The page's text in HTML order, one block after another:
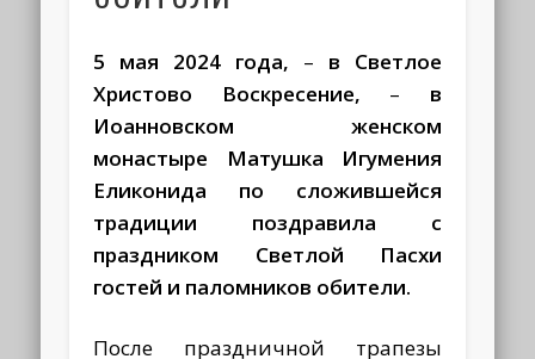
5 мая 2024 года, – в Светлое
Христово Воскресение, – в
Иоанновском женском
монастыре Матушка Игумения
Еликонида по сложившейся
традиции поздравила с
праздником Светлой Пасхи
гостей и паломников обители.
После праздничной трапезы